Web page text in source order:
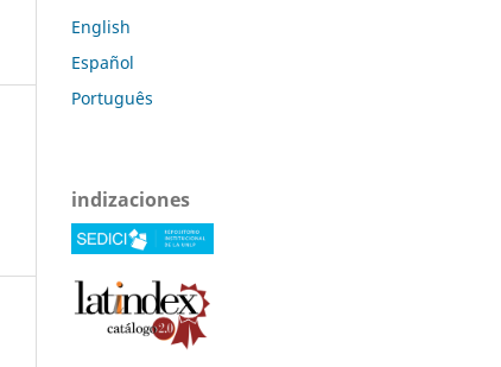
English
Español
Português
indizaciones